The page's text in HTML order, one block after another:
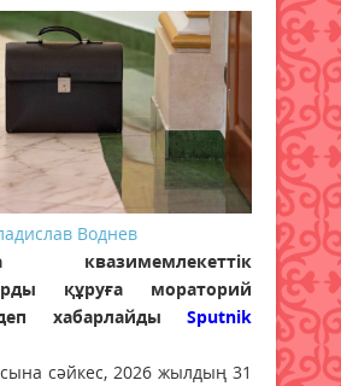
Воднев
квазимемлекеттік
құруға мораторий
деп хабарлайды Sputnik
сәйкес, 2026 жылдың 31